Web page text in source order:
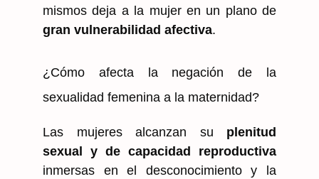
mismos deja a la mujer en un plano de
gran vulnerabilidad afectiva.
¿Cómo afecta la negación de la
sexualidad femenina a la maternidad?
Las mujeres alcanzan su plenitud
sexual y de capacidad reproductiva
inmersas en el desconocimiento y la